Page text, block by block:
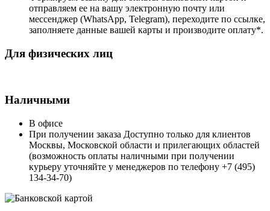
отправляем ее на вашу электронную почту или
мессенджер (WhatsApp, Telegram), переходите по ссылке,
заполняете данные вашей карты и производите оплату*.
Для физических лиц
Наличными
В офисе
При получении заказа Доступно только для клиентов
Москвы, Московской области и прилегающих областей
(возможность оплаты наличными при получении
курьеру уточняйте у менеджеров по телефону +7 (495)
134-34-70)